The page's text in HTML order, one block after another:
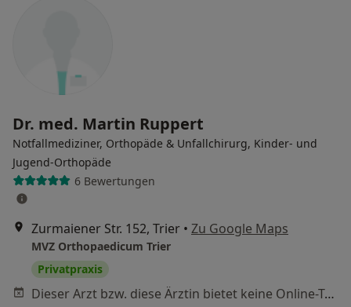
Dr. med. Martin Ruppert
Notfallmediziner, Orthopäde & Unfallchirurg, Kinder- und
Jugend-Orthopäde
6 Bewertungen
Zurmaiener Str. 152, Trier • Zu Google Maps
MVZ Orthopaedicum Trier
Privatpraxis
Dieser Arzt bzw. diese Ärztin bietet keine Online-Terminbuchung an diesem Standort an.